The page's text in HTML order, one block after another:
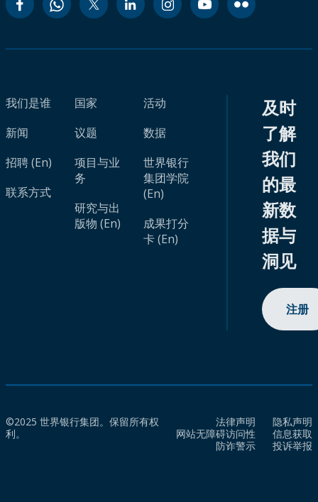
我们是谁
新闻
招聘 (En)
联系方式
国家
议题
项目与业
务
研究与出
版物 (En)
活动
数据
世界银行
集团学院
(En)
成果打分
卡 (En)
及时
了解
我们
的最
新数
据与
洞见
注册
©2025 世界银行集团。保留所有权
利。
法律声明
隐私声明
网站无障碍访问性
信息获取
防诈警示
投诉举报